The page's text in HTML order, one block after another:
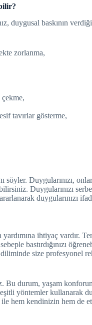
duygusal baskının
zorlanma,
tavırlar gösterme,
söyler. Duygularınızı,
Duygularınızı
duygularınızı
ihtiyaç vardır.
bastırdığınızı
size profesyonel
durum, yaşam
yöntemler kullanarak
kendinizin hem de